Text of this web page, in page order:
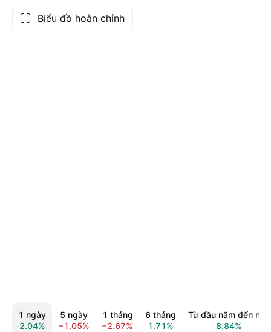
Biểu đồ hoàn chỉnh
1 ngày
2.04%
5 ngày
−1.05%
1 tháng
−2.67%
6 tháng
1.71%
Từ đầu năm đến nay
8.84%